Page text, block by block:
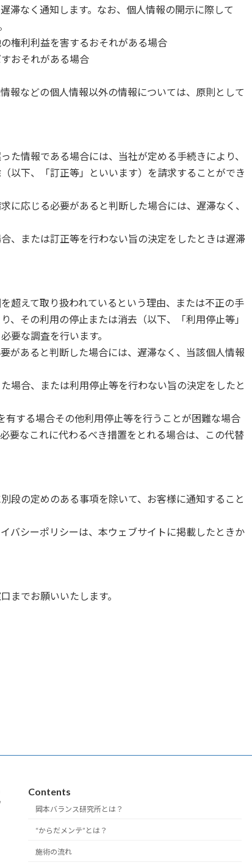
滞なく通知します。なお、個人情報の開示に際して
権利利益を害するおそれがある場合
おそれがある場合
報などの個人情報以外の情報については、原則として
た情報である場合には、当社が定める手続きにより、
以下、「訂正等」といいます）を請求することができ
に応じる必要があると判断した場合には、遅滞なく、
、または訂正等を行わない旨の決定をしたときは遅滞
超えて取り扱われているという理由、または不正の手
、その利用の停止または消去（以下、「利用停止等」
要な調査を行います。
があると判断した場合には、遅滞なく、当該個人情報
場合、または利用停止等を行わない旨の決定をしたと
する場合その他利用停止等を行うことが困難な場合
要なこれに代わるべき措置をとれる場合は、この代替
段の定めのある事項を除いて、お客様に通知すること
バシーポリシーは、本ウェブサイトに掲載したときか
までお願いいたします。
Contents
岡本バランス研究所とは？
“からだメンテ”とは？
施術の流れ